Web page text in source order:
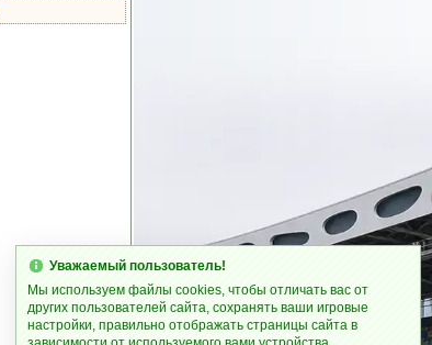
Уважаемый пользователь!
Мы используем файлы cookies, чтобы отличать вас от
других пользователей сайта, сохранять ваши игровые
настройки, правильно отображать страницы сайта в